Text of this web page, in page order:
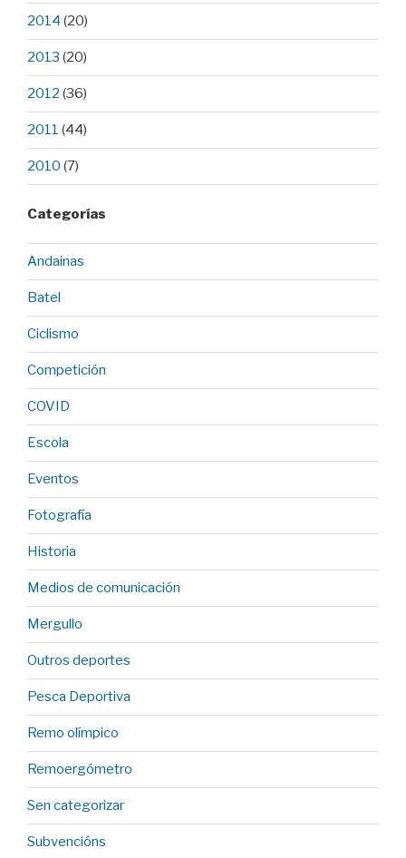
2014 (20)
2013 (20)
2012 (36)
2011 (44)
2010 (7)
Categorías
Andainas
Batel
Ciclismo
Competición
COVID
Escola
Eventos
Fotografía
Historia
Medios de comunicación
Mergullo
Outros deportes
Pesca Deportiva
Remo olímpico
Remoergómetro
Sen categorizar
Subvencións